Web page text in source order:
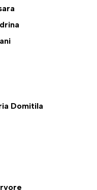
Domitila